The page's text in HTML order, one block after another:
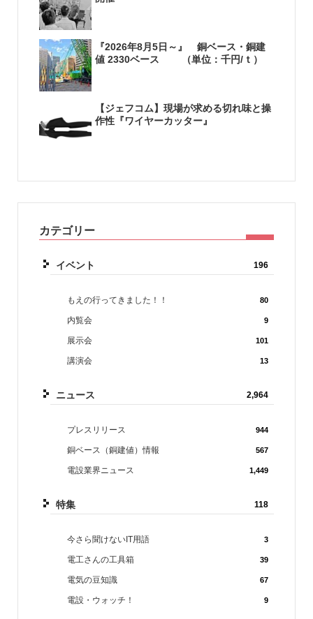
『2026年8月5日～』 銅ベース・銅建
値 2330ベース （単位：千円/ｔ）
【ジェフコム】現場が求める切れ味と操
作性『ワイヤーカッター』
カテゴリー
イベント 196
もえの行ってきました！！ 80
内覧会 9
展示会 101
講演会 13
ニュース 2,964
プレスリリース 944
銅ベース（銅建値）情報 567
電設業界ニュース 1,449
特集 118
今さら聞けないIT用語 3
電工さんの工具箱 39
電気の豆知識 67
電設・ウォッチ！ 9